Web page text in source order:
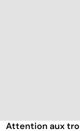
Attention aux